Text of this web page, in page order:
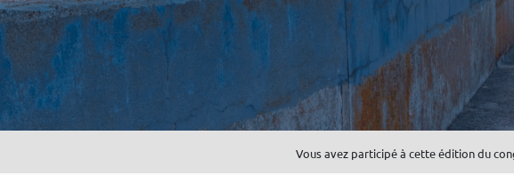
Vous avez participé à cette édition du